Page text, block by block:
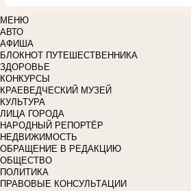
МЕНЮ
АВТО
АФИША
БЛОКНОТ ПУТЕШЕСТВЕННИКА
ЗДОРОВЬЕ
КОНКУРСЫ
КРАЕВЕДЧЕСКИЙ МУЗЕЙ
КУЛЬТУРА
ЛИЦА ГОРОДА
НАРОДНЫЙ РЕПОРТЁР
НЕДВИЖИМОСТЬ
ОБРАЩЕНИЕ В РЕДАКЦИЮ
ОБЩЕСТВО
ПОЛИТИКА
ПРАВОВЫЕ КОНСУЛЬТАЦИИ